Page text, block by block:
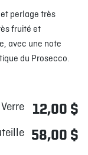
perlage très
fruité et
avec une note
du Prosecco.
Verre 12,00 $
58,00 $